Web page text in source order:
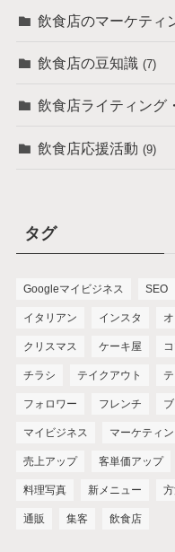
飲食店のマーケティ
飲食店の豆知識 (7)
飲食店ライティング
飲食店応援活動 (9)
タグ
Googleマイビジネス SEO
イタリアン インスタ
クリスマス ケーキ屋
チラシ テイクアウト
フォロワー フレンチ
マイビジネス マーケティ
売上アップ 客単価アップ
料理写真 新メニュー
通販 集客 飲食店